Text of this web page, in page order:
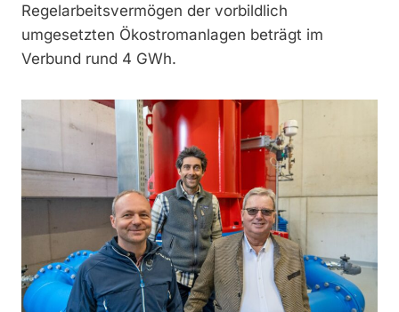
Regelarbeitsvermögen der vorbildlich
umgesetzten Ökostromanlagen beträgt im
Verbund rund 4 GWh.